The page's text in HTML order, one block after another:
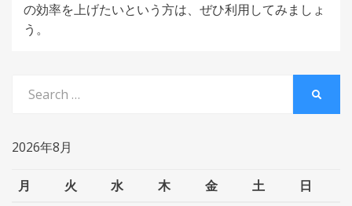
の効率を上げたいという方は、ぜひ利用してみましょ
う。
for:
2026年8月
月 火 水 木 金 土
日